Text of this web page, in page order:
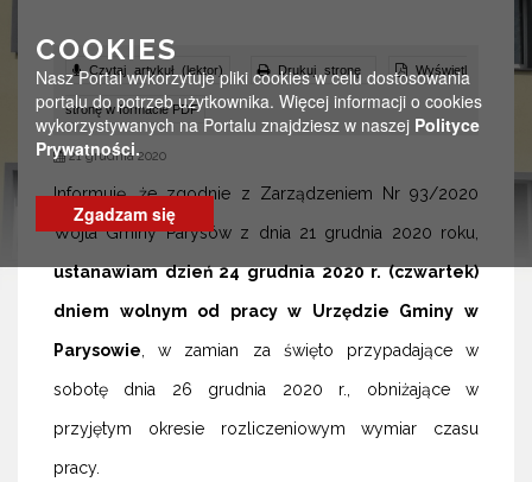
COOKIES
Nasz Portal wykorzytuje pliki cookies w celu dostosowania
portalu do potrzeb użytkownika. Więcej informacji o cookies
wykorzystywanych na Portalu znajdziesz w naszej Polityce
Prywatności.
Zgadzam się
Czytaj artykuł (lektor) Drukuj stronę Wyświetl
stronę w formacie PDF
21 grudnia 2020
Informuję, że zgodnie z Zarządzeniem Nr 93/2020
Wójta Gminy Parysów z dnia 21 grudnia 2020 roku,
ustanawiam dzień 24 grudnia 2020 r. (czwartek)
dniem wolnym od pracy w Urzędzie Gminy w
Parysowie , w zamian za święto przypadające w
sobotę dnia 26 grudnia 2020 r., obniżające w
przyjętym okresie rozliczeniowym wymiar czasu
pracy.